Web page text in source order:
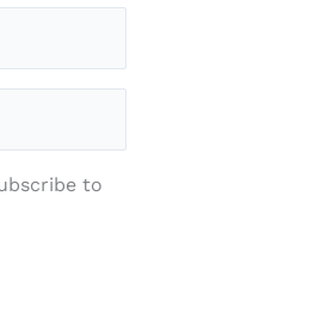
to